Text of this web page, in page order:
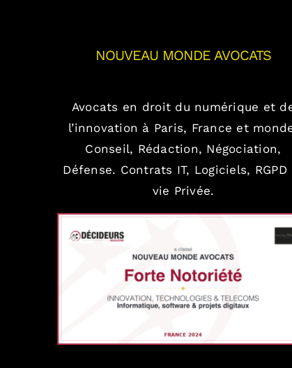
NOUVEAU MONDE AVOCATS
Avocats en droit du numérique et
l’innovation à Paris, France et
Conseil, Rédaction, Négociation,
Défense. Contrats IT, Logiciels, RGPD
vie Privée.